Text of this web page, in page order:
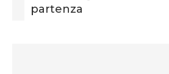
partenza